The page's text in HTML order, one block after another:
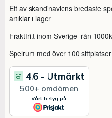
Ett av skandinaviens bredaste
artiklar i lager
Fraktfritt inom Sverige från
Spelrum med över 100